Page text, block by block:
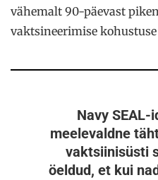
vähemalt 90-päevast
vaktsineerimise
Navy SEAL-
meelevaldne
vaktsiinisüsti
öeldud, et kui